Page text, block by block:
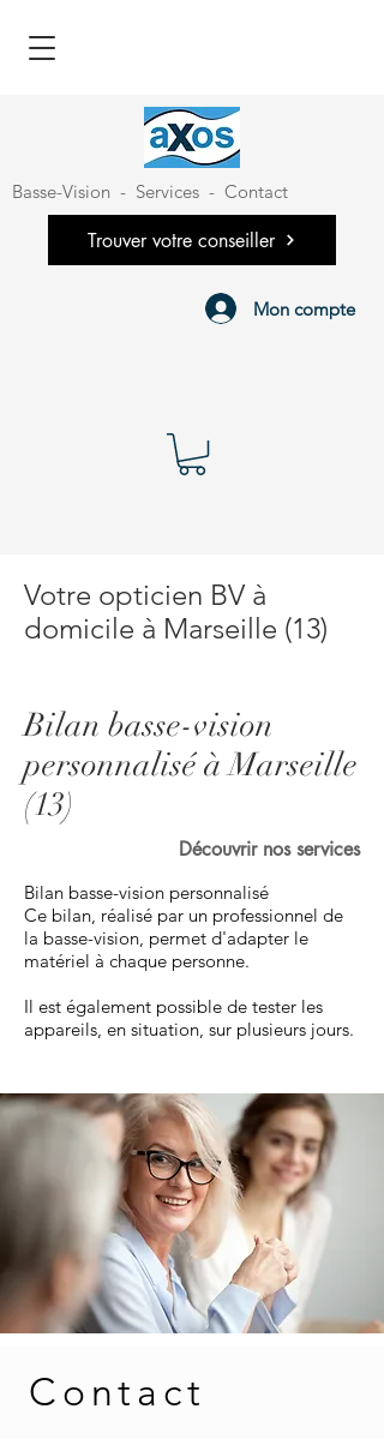
Basse-Vision - Services - Contact
Trouver votre conseiller
Mon compte
Votre opticien BV à
domicile à Marseille (13)
Bilan basse-vision
personnalisé à Marseille
(13)
Découvrir nos services
Bilan basse-vision personnalisé
Ce bilan, réalisé par un professionnel de
la basse-vision, permet d'adapter le
matériel à chaque personne.
Il est également possible de tester les
appareils, en situation, sur plusieurs jours.
Contact